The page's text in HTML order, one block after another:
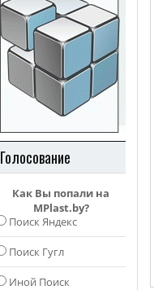
Голосование
Как Вы попали на
MPlast.by?
Поиск Яндекс
Поиск Гугл
Иной Поиск